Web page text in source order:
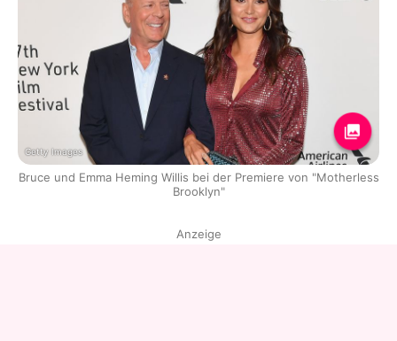
Getty Images
Bruce und Emma Heming Willis bei der Premiere von "Motherless
Brooklyn"
Anzeige